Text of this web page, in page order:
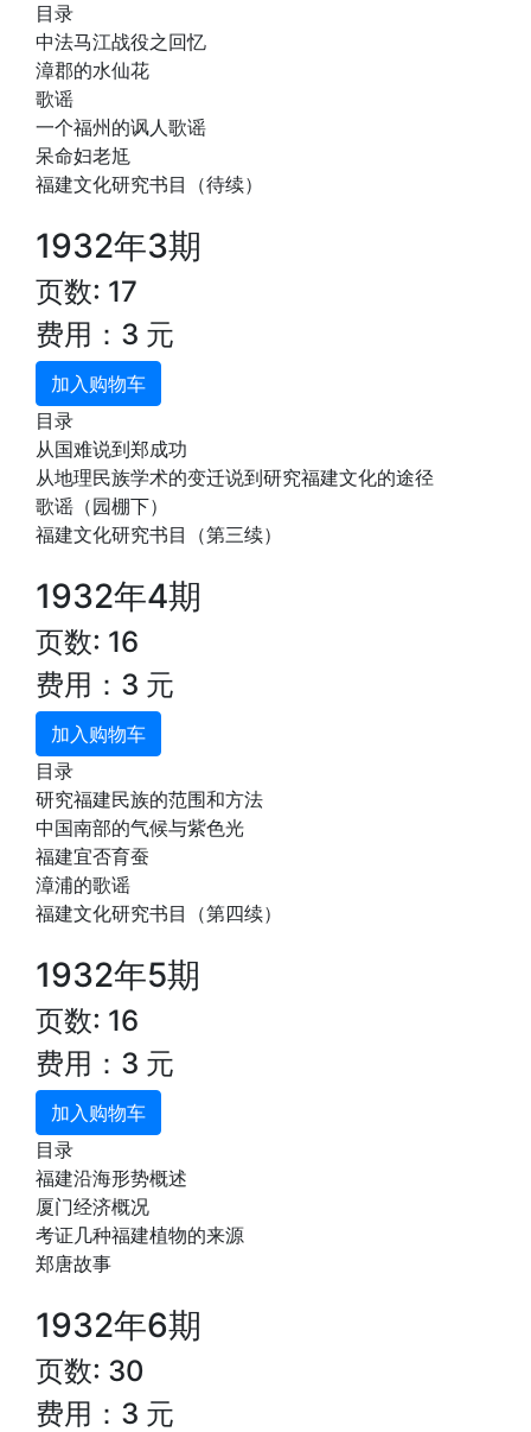
目录
中法马江战役之回忆
漳郡的水仙花
歌谣
一个福州的讽人歌谣
呆命妇老尪
福建文化研究书目（待续）
1932年3期
页数: 17
费用：3 元
加入购物车
目录
从国难说到郑成功
从地理民族学术的变迁说到研究福建文化的途径
歌谣（园棚下）
福建文化研究书目（第三续）
1932年4期
页数: 16
费用：3 元
加入购物车
目录
研究福建民族的范围和方法
中国南部的气候与紫色光
福建宜否育蚕
漳浦的歌谣
福建文化研究书目（第四续）
1932年5期
页数: 16
费用：3 元
加入购物车
目录
福建沿海形势概述
厦门经济概况
考证几种福建植物的来源
郑唐故事
1932年6期
页数: 30
费用：3 元